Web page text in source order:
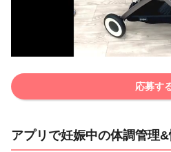
応募す
アプリで妊娠中の体調管理&